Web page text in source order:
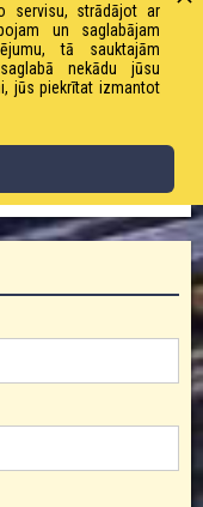
servisu, strādājot ar
un saglabājam
tā sauktajām
nekādu jūsu
jūs piekrītat izmantot